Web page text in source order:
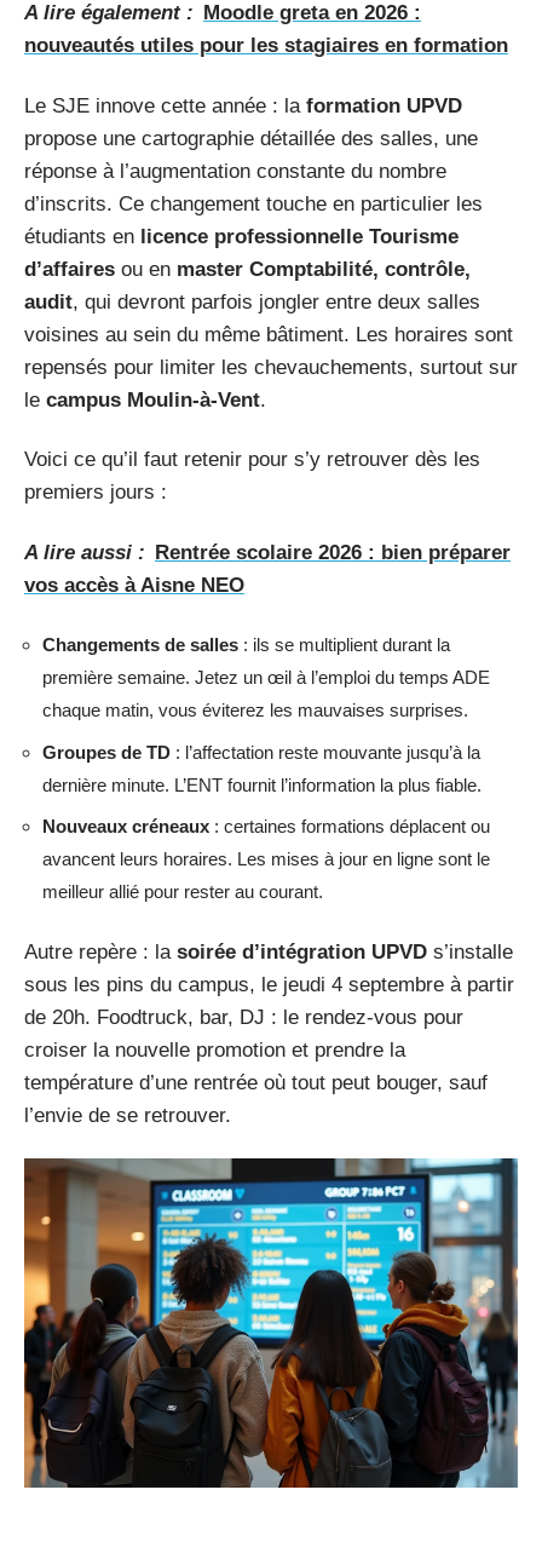
A lire également : Moodle greta en 2026 :
nouveautés utiles pour les stagiaires en formation
Le SJE innove cette année : la formation UPVD
propose une cartographie détaillée des salles, une
réponse à l’augmentation constante du nombre
d’inscrits. Ce changement touche en particulier les
étudiants en licence professionnelle Tourisme
d’affaires ou en master Comptabilité, contrôle,
audit, qui devront parfois jongler entre deux salles
voisines au sein du même bâtiment. Les horaires sont
repensés pour limiter les chevauchements, surtout sur
le campus Moulin-à-Vent.
Voici ce qu’il faut retenir pour s’y retrouver dès les
premiers jours :
A lire aussi : Rentrée scolaire 2026 : bien préparer
vos accès à Aisne NEO
Changements de salles : ils se multiplient durant la
première semaine. Jetez un œil à l’emploi du temps ADE
chaque matin, vous éviterez les mauvaises surprises.
Groupes de TD : l’affectation reste mouvante jusqu’à la
dernière minute. L’ENT fournit l’information la plus fiable.
Nouveaux créneaux : certaines formations déplacent ou
avancent leurs horaires. Les mises à jour en ligne sont le
meilleur allié pour rester au courant.
Autre repère : la soirée d’intégration UPVD s’installe
sous les pins du campus, le jeudi 4 septembre à partir
de 20h. Foodtruck, bar, DJ : le rendez-vous pour
croiser la nouvelle promotion et prendre la
température d’une rentrée où tout peut bouger, sauf
l’envie de se retrouver.